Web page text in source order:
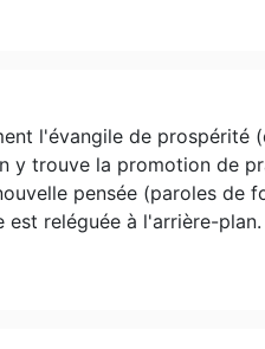
l'évangile de prospérité
y trouve la promotion de
pensée (paroles de
reléguée à l'arrière-plan.